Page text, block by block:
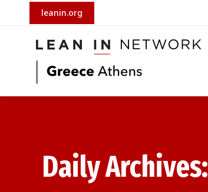
leanin.org
Daily Archives: